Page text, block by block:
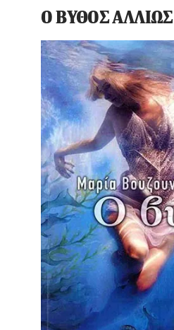
Ο ΒΥΘΟΣ ΑΛΛΙΩΣ